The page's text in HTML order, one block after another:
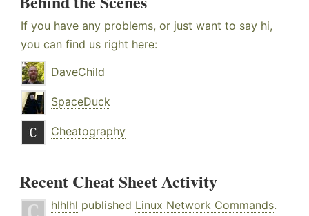
If you have any problems, or just want to say hi,
you can find us right here:
DaveChild
SpaceDuck
Cheatography
Recent Cheat Sheet Activity
hlhlhl published Linux Network Commands.